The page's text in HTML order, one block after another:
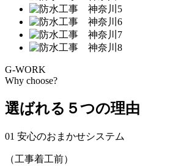
G-WORK
Why choose?
選ばれる５つの理由
01 安心のおまかせシステム
（工事着工前）